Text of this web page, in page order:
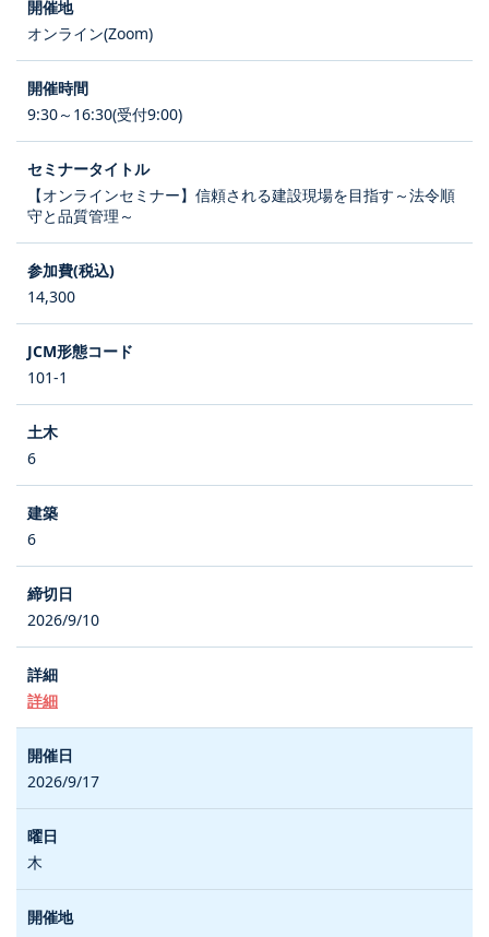
オンライン(Zoom)
9:30～16:30(受付9:00)
【オンラインセミナー】信頼される建設現場を目指す～法令順
守と品質管理～
14,300
101-1
6
6
2026/9/10
詳細
2026/9/17
木